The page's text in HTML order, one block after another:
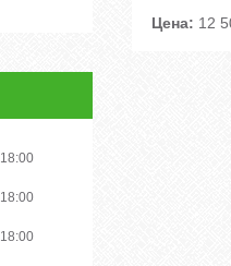
Цена: 12
18:00
18:00
18:00